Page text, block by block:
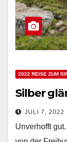
2022 REISE ZUM
Silber
JULI 7, 2022
Unverhofft